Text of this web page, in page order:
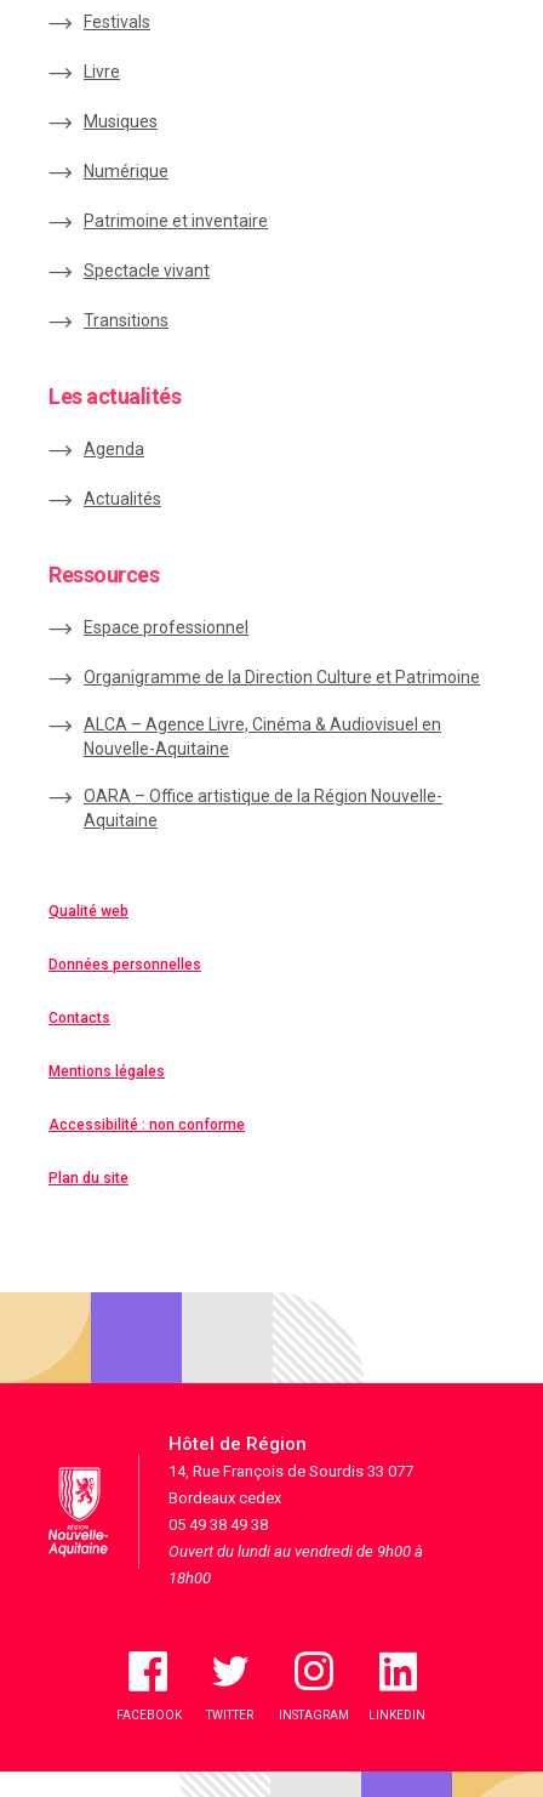
Festivals
Livre
Musiques
Numérique
Patrimoine et inventaire
Spectacle vivant
Transitions
Les actualités
Agenda
Actualités
Ressources
Espace professionnel
Organigramme de la Direction Culture et Patrimoine
ALCA – Agence Livre, Cinéma & Audiovisuel en
Nouvelle-Aquitaine
OARA – Office artistique de la Région Nouvelle-
Aquitaine
Qualité web
Données personnelles
Contacts
Mentions légales
Accessibilité : non conforme
Plan du site
Hôtel de Région
14, Rue François de Sourdis 33 077
Bordeaux cedex
05 49 38 49 38
Ouvert du lundi au vendredi de 9h00 à
18h00
FACEBOOK TWITTER INSTAGRAM LINKEDIN